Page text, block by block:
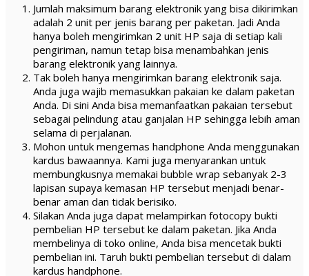
Jumlah maksimum barang elektronik yang bisa dikirimkan
adalah 2 unit per jenis barang per paketan. Jadi Anda
hanya boleh mengirimkan 2 unit HP saja di setiap kali
pengiriman, namun tetap bisa menambahkan jenis
barang elektronik yang lainnya.
Tak boleh hanya mengirimkan barang elektronik saja.
Anda juga wajib memasukkan pakaian ke dalam paketan
Anda. Di sini Anda bisa memanfaatkan pakaian tersebut
sebagai pelindung atau ganjalan HP sehingga lebih aman
selama di perjalanan.
Mohon untuk mengemas handphone Anda menggunakan
kardus bawaannya. Kami juga menyarankan untuk
membungkusnya memakai bubble wrap sebanyak 2-3
lapisan supaya kemasan HP tersebut menjadi benar-
benar aman dan tidak berisiko.
Silakan Anda juga dapat melampirkan fotocopy bukti
pembelian HP tersebut ke dalam paketan. Jika Anda
membelinya di toko online, Anda bisa mencetak bukti
pembelian ini. Taruh bukti pembelian tersebut di dalam
kardus handphone.